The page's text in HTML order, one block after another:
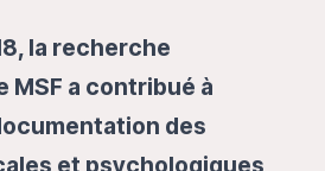
la recherche
MSF a contribué à
des
et psychologiques